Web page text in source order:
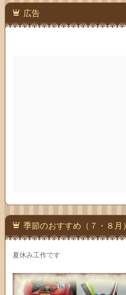
広告
季節のおすすめ（７・８月）
夏休み工作です